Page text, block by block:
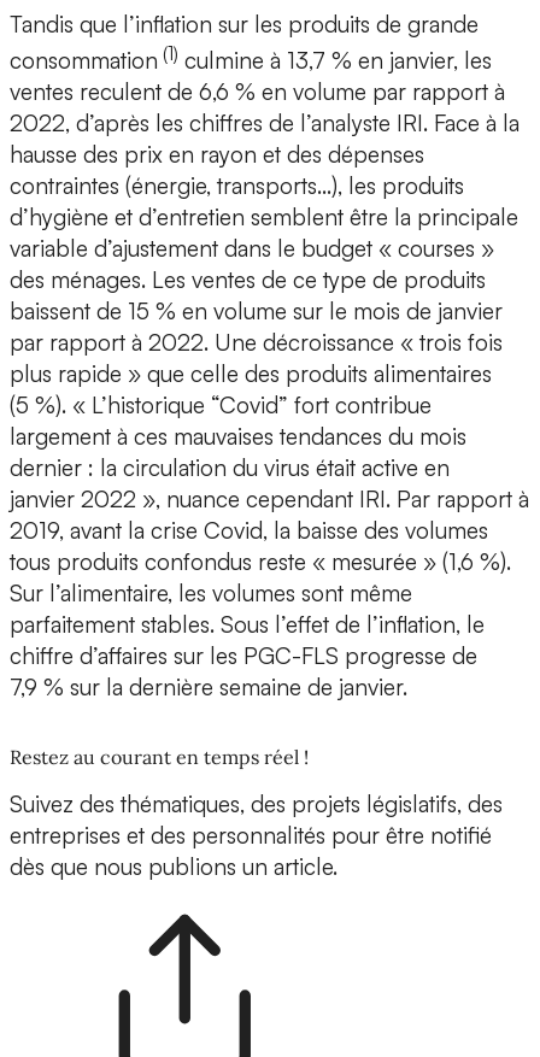
Tandis que l’inflation sur les produits de grande
consommation (1) culmine à 13,7 % en janvier, les
ventes reculent de 6,6 % en volume par rapport à
2022, d’après les chiffres de l’analyste IRI. Face à la
hausse des prix en rayon et des dépenses
contraintes (énergie, transports…), les produits
d’hygiène et d’entretien semblent être la principale
variable d’ajustement dans le budget « courses »
des ménages. Les ventes de ce type de produits
baissent de 15 % en volume sur le mois de janvier
par rapport à 2022. Une décroissance « trois fois
plus rapide » que celle des produits alimentaires
(5 %). « L’historique “Covid” fort contribue
largement à ces mauvaises tendances du mois
dernier : la circulation du virus était active en
janvier 2022 », nuance cependant IRI. Par rapport à
2019, avant la crise Covid, la baisse des volumes
tous produits confondus reste « mesurée » (1,6 %).
Sur l’alimentaire, les volumes sont même
parfaitement stables. Sous l’effet de l’inflation, le
chiffre d’affaires sur les PGC-FLS progresse de
7,9 % sur la dernière semaine de janvier.
Restez au courant en temps réel !
Suivez des thématiques, des projets législatifs, des
entreprises et des personnalités pour être notifié
dès que nous publions un article.